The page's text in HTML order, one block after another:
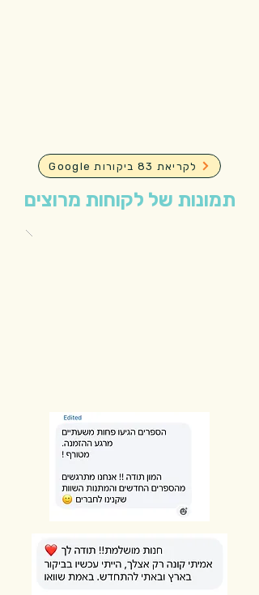
Google לקריאת 83 ביקורות
תמונות של לקוחות מרוצים